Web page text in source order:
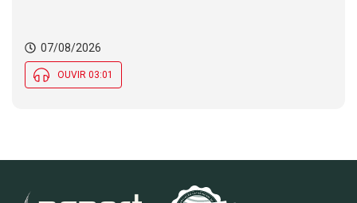
07/08/2026
OUVIR 03:01